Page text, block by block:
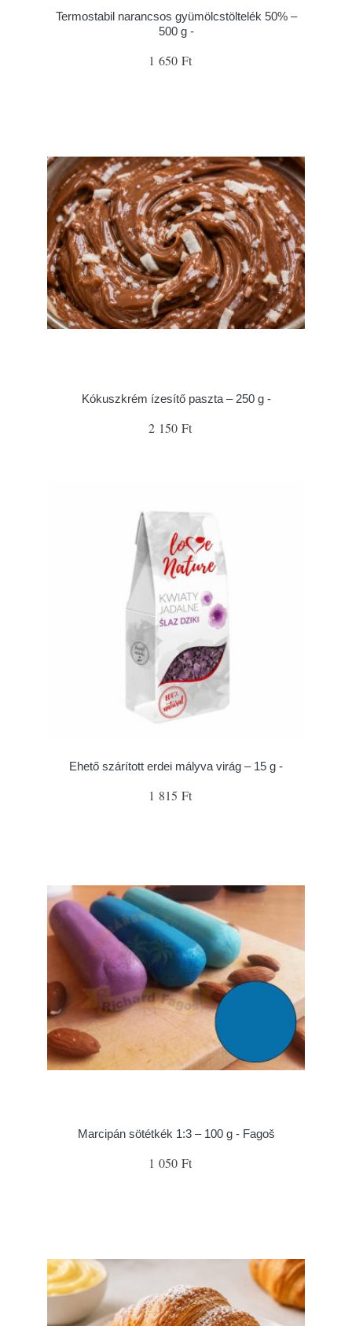
Termostabil narancsos gyümölcstöltelék 50% –
500 g -
1 650 Ft
Kókuszkrém ízesítő paszta – 250 g -
2 150 Ft
Ehető szárított erdei mályva virág – 15 g -
1 815 Ft
Marcipán sötétkék 1:3 – 100 g - Fagoš
1 050 Ft